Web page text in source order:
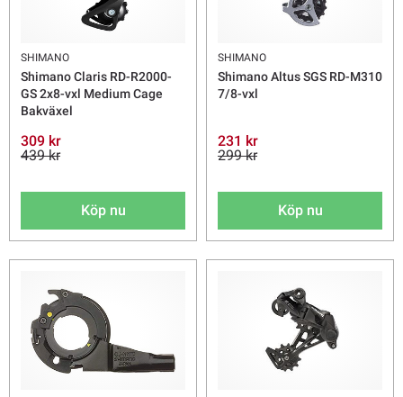
SHIMANO
Shimano Claris RD-R2000-
GS 2x8-vxl Medium Cage
Bakväxel
309 kr
439 kr
Köp nu
SHIMANO
Shimano Altus SGS RD-M310
7/8-vxl
231 kr
299 kr
Köp nu